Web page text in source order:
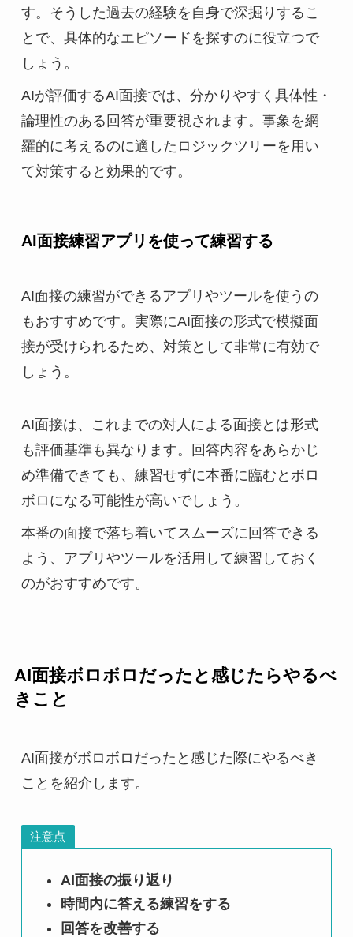
す。そうした過去の経験を自身で深掘りするこ
とで、具体的なエピソードを探すのに役立つで
しょう。
AIが評価するAI面接では、分かりやすく具体性・
論理性のある回答が重要視されます。事象を網
羅的に考えるのに適したロジックツリーを用い
て対策すると効果的です。
AI面接練習アプリを使って練習する
AI面接の練習ができるアプリやツールを使うの
もおすすめです。実際にAI面接の形式で模擬面
接が受けられるため、対策として非常に有効で
しょう。
AI面接は、これまでの対人による面接とは形式
も評価基準も異なります。回答内容をあらかじ
め準備できても、練習せずに本番に臨むとボロ
ボロになる可能性が高いでしょう。
本番の面接で落ち着いてスムーズに回答できる
よう、アプリやツールを活用して練習しておく
のがおすすめです。
AI面接ボロボロだったと感じたらやるべ
きこと
AI面接がボロボロだったと感じた際にやるべき
ことを紹介します。
注意点
AI面接の振り返り
時間内に答える練習をする
回答を改善する